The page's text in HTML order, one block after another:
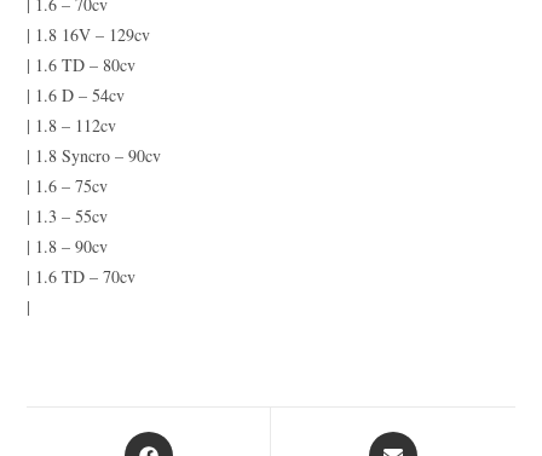
| 1.8 16V – 129cv
| 1.6 TD – 80cv
| 1.6 D – 54cv
| 1.8 – 112cv
| 1.8 Syncro – 90cv
| 1.6 – 75cv
| 1.3 – 55cv
| 1.8 – 90cv
| 1.6 TD – 70cv
|
Opens
Opens